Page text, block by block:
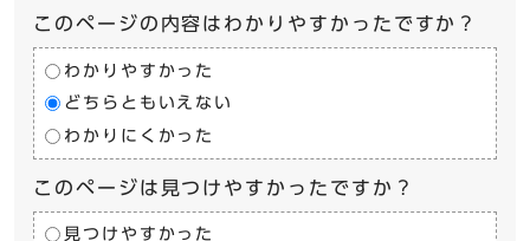
このページの内容はわかりやすかったですか？
わかりやすかった
どちらともいえない
わかりにくかった
このページは見つけやすかったですか？
見つけやすかった